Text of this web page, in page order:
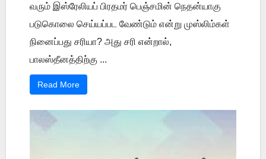
வரும் இஸ்ரேலியப் பிரதமர் பெஞ்சமின் நெதன்யாகு
படுகொலை செய்யப்பட வேண்டும் என்று முஸ்லிம்கள்
நினைப்பது சரியா? அது சரி என்றால்,
பாலஸ்தீனத்திற்கு ...
Read More